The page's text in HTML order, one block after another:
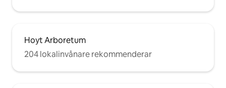
Hoyt Arboretum
204 lokalinvånare rekommenderar